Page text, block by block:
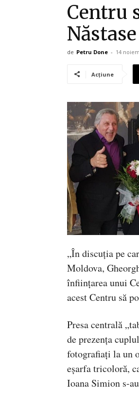
Centru
de Petru Done - 14
Acțiune
„În discuția pe
Moldova,
înființarea unui
acest Centru să
Presa centrală
de prezența
fotografiați la un
eșarfa tricoloră,
Ioana Simion s-